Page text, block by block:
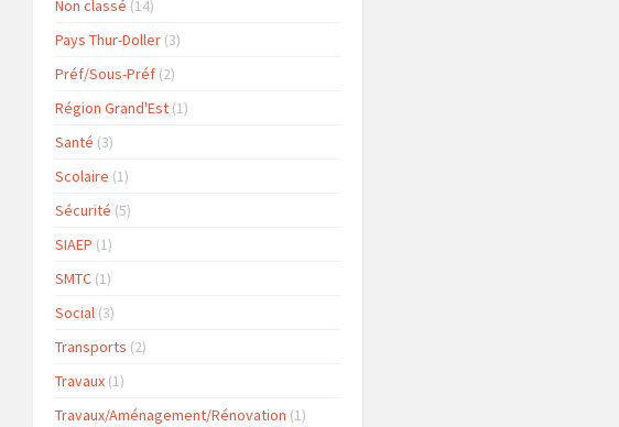
Non classé (14)
Pays Thur-Doller (3)
Préf/Sous-Préf (2)
Région Grand'Est (1)
Santé (3)
Scolaire (1)
Sécurité (5)
SIAEP (1)
SMTC (1)
Social (3)
Transports (2)
Travaux (1)
Travaux/Aménagement/Rénovation (1)